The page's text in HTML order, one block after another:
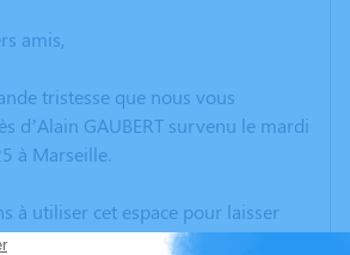
amis,
tristesse que nous vous
d’Alain GAUBERT survenu le mardi
à Marseille.
à utiliser cet espace pour laisser
partager des photos souvenirs, une